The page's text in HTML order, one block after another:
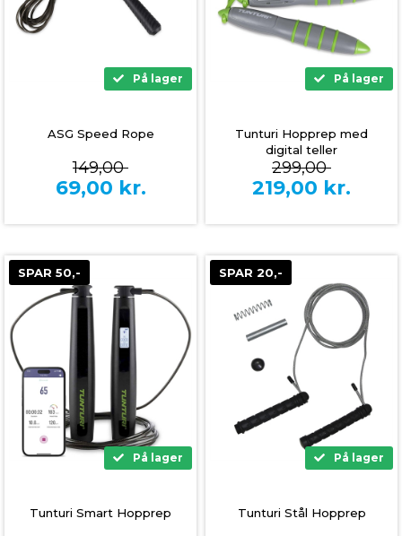
På lager
ASG Speed Rope
149,00
69,00 kr.
På lager
Tunturi Hopprep med
digital teller
299,00
219,00 kr.
SPAR 50,-
På lager
Tunturi Smart Hopprep
SPAR 20,-
På lager
Tunturi Stål Hopprep